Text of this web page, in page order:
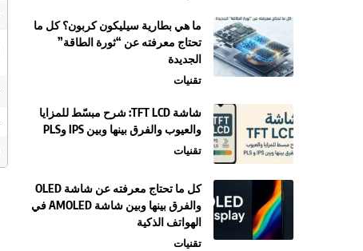
ما هي بطارية سيليكون كربون؟ كل ما
تحتاج معرفته عن “ثورة الطاقة”
الجديدة
تقنيات
شاشة TFT LCD: شرح مبسّط للمزايا
والعيوب والفرق بينها وبين IPS وPLS
تقنيات
كل ما تحتاج معرفته عن شاشة OLED
والفرق بينها وبين شاشة AMOLED في
الهواتف الذكية
تقنيات